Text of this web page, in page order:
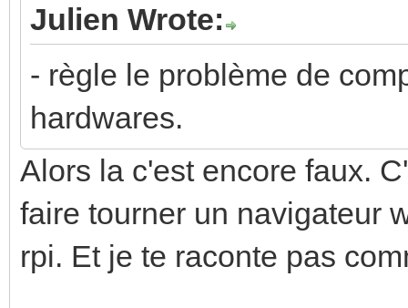
Julien Wrote:
- règle le problème de
hardwares.
Alors la c'est encore faux.
faire tourner un navigateur
rpi. Et je te raconte pas